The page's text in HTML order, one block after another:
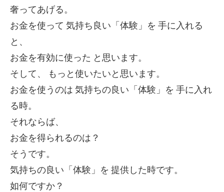
奢ってあげる。
お金を使って 気持ち良い「体験」を 手に入れる
と、
お金を有効に使った と思います。
そして、
もっと使いたいと思います。
お金を使うのは 気持ちの良い「体験」を 手に入れ
る時。
それならば、
お金を得られるのは？
そうです。
気持ちの良い「体験」を 提供した時です。
如何ですか？